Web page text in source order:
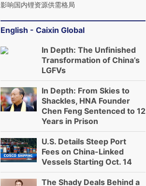
影响国内锂资源供需格局
English - Caixin Global
In Depth: The Unfinished
Transformation of China’s
LGFVs
In Depth: From Skies to
Shackles, HNA Founder
Chen Feng Sentenced to 12
Years in Prison
U.S. Details Steep Port
Fees on China-Linked
Vessels Starting Oct. 14
The Shady Deals Behind a